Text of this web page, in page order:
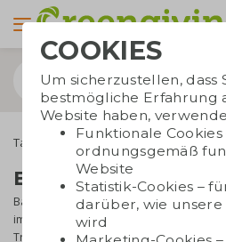
Taschen bedrucken Tragetaschen
Baumwolltaschen
Baumwolltaschen bedrucken -
immer eine gute Idee. Gerade jetzt,
Trend liegen, ist die Nachfrage bei
COOKIES
Um sicherzustellen, dass
bestmögliche Erfahrung
Website haben,
Funktionale Cookies
ordnungsgemäß
Website
Statistik-Cookies –
darüber, wie
wird